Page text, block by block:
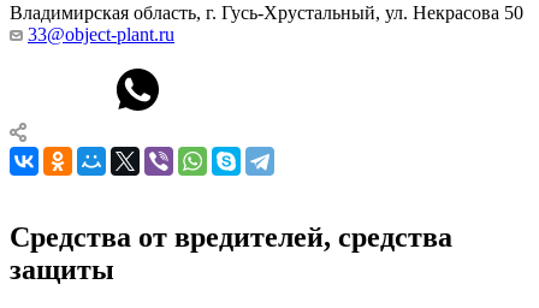
Владимирская область, г. Гусь-Хрустальный, ул. Некрасова 50
33@object-plant.ru
Средства от вредителей, средства
защиты